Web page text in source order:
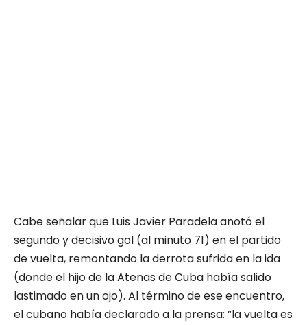
Cabe señalar que Luis Javier Paradela anotó el
segundo y decisivo gol (al minuto 71) en el partido
de vuelta, remontando la derrota sufrida en la ida
(donde el hijo de la Atenas de Cuba había salido
lastimado en un ojo). Al término de ese encuentro,
el cubano había declarado a la prensa: “la vuelta es